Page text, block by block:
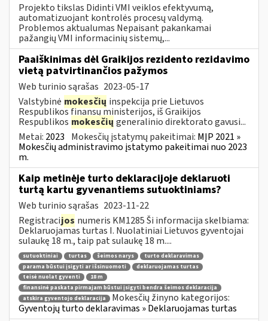
Projekto tikslas Didinti VMI veiklos efektyvumą,
automatizuojant kontrolės procesų valdymą.
Problemos aktualumas Nepaisant pakankamai
pažangių VMI informacinių sistemų,...
Paaiškinimas dėl Graikijos rezidento rezidavimo
vietą patvirtinančios pažymos
Web turinio sąrašas 2023-05-17
Valstybinė mokesčių inspekcija prie Lietuvos
Respublikos finansų ministerijos, iš Graikijos
Respublikos mokesčių generalinio direktorato gavusi...
Metai: 2023 Mokesčių įstatymų pakeitimai: MĮP 2021 »
Mokesčių administravimo įstatymo pakeitimai nuo 2023
m.
Kaip metinėje turto deklaracijoje deklaruoti
turtą kartu gyvenantiems sutuoktiniams?
Web turinio sąrašas 2023-11-22
Registracijos numeris KM1285 Ši informacija skelbiama:
Deklaruojamas turtas I. Nuolatiniai Lietuvos gyventojai
sulaukę 18 m., taip pat sulaukę 18 m....
sutuoktiniai turtas šeimos narys
turto deklaravimas
parama būstui įsigyti ar išsinuomoti
deklaruojamas turtas
teisė nuolat gyventi
18 m
finansinė paskata pirmajam būstui įsigyti bendra šeimos deklaracija
atskira gyventojo deklaracija
Mokesčių žinyno kategorijos:
Gyventojų turto deklaravimas » Deklaruojamas turtas